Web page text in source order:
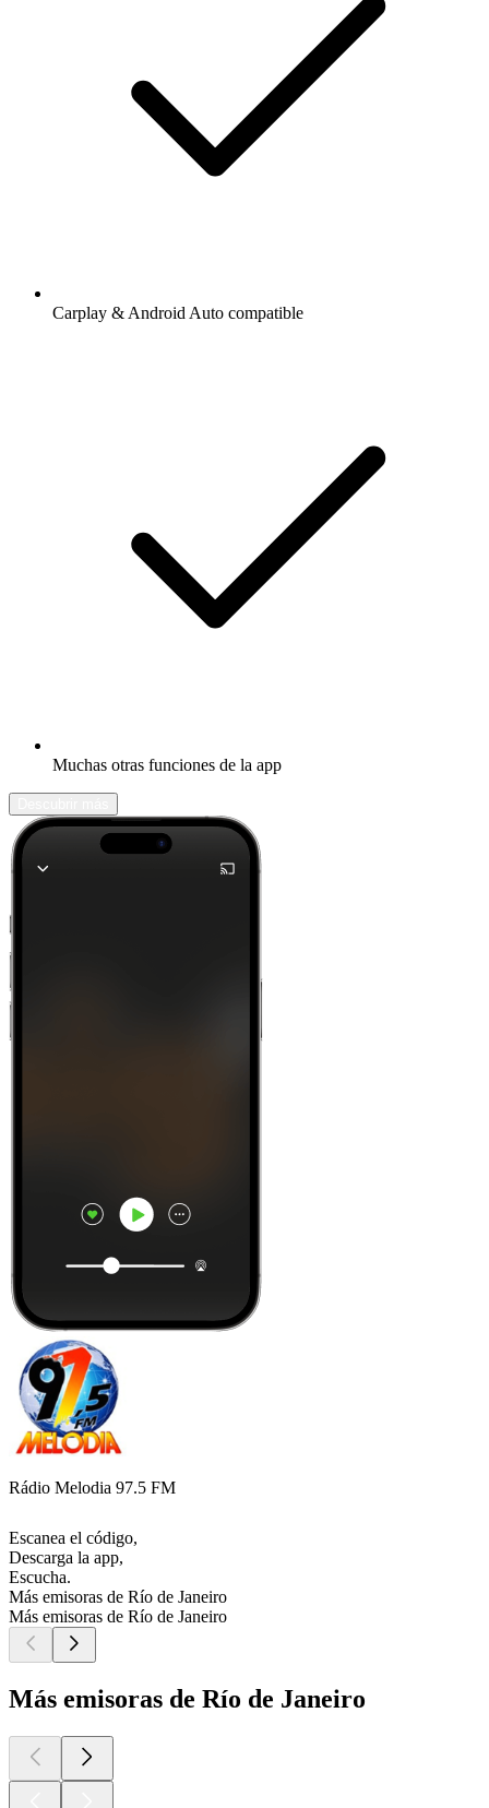
Carplay & Android Auto compatible
Muchas otras funciones de la app
Rádio Melodia 97.5 FM
Escanea el código,
Descarga la app,
Escucha.
Más emisoras de Río de Janeiro
Más emisoras de Río de Janeiro
Más emisoras de Río de Janeiro